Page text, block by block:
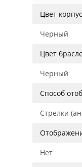
Цвет
Черный
Цвет
Черный
Способ
Стрелки
Нет